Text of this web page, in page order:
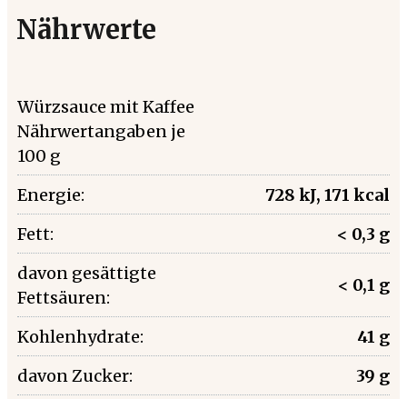
Nährwerte
Würzsauce mit Kaffee
Nährwertangaben je
100 g
Energie:
728 kJ, 171 kcal
Fett:
< 0,3 g
davon gesättigte
Fettsäuren:
< 0,1 g
Kohlenhydrate:
41 g
davon Zucker:
39 g